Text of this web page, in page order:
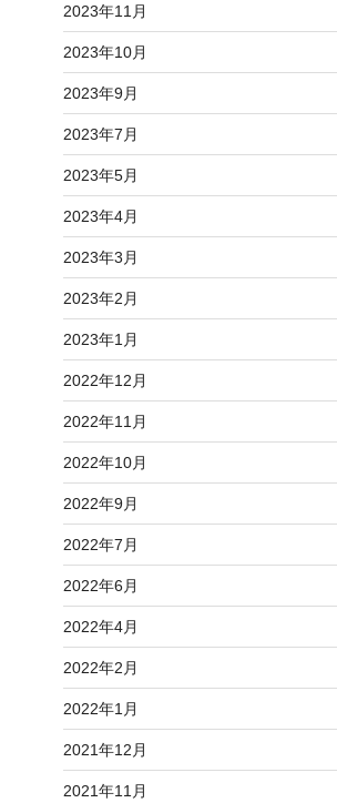
2023年11月
2023年10月
2023年9月
2023年7月
2023年5月
2023年4月
2023年3月
2023年2月
2023年1月
2022年12月
2022年11月
2022年10月
2022年9月
2022年7月
2022年6月
2022年4月
2022年2月
2022年1月
2021年12月
2021年11月